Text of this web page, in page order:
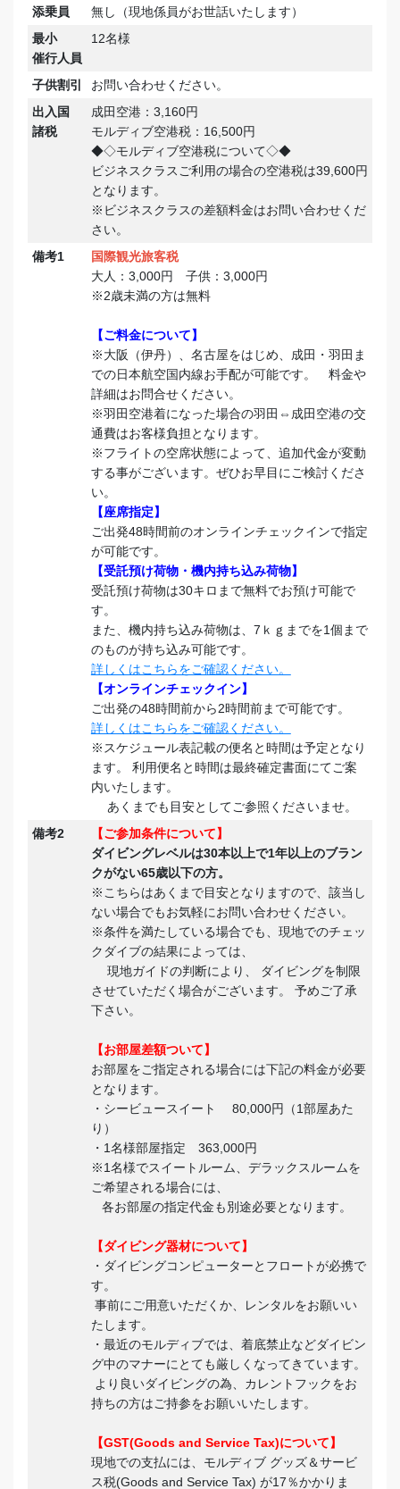
添乗員
無し（現地係員がお世話いたします）
最小
催行人員
12名様
子供割引
お問い合わせください。
出入国
諸税
成田空港：3,160円
モルディブ空港税：16,500円
◆◇モルディブ空港税について◇◆
ビジネスクラスご利用の場合の空港税は39,600円
となります。
※ビジネスクラスの差額料金はお問い合わせくだ
さい。
備考1
国際観光旅客税
大人：3,000円 子供：3,000円
※2歳未満の方は無料
【ご料金について】
※大阪（伊丹）、名古屋をはじめ、成田・羽田ま
での日本航空国内線お手配が可能です。 料金や
詳細はお問合せください。
※羽田空港着になった場合の羽田⇔成田空港の交
通費はお客様負担となります。
※フライトの空席状態によって、追加代金が変動
する事がございます。ぜひお早目にご検討くださ
い。
【座席指定】
ご出発48時間前のオンラインチェックインで指定
が可能です。
【受託預け荷物・機内持ち込み荷物】
受託預け荷物は30キロまで無料でお預け可能で
す。
また、機内持ち込み荷物は、7ｋｇまでを1個まで
のものが持ち込み可能です。
詳しくはこちらをご確認ください。
【オンラインチェックイン】
ご出発の48時間前から2時間前まで可能です。
詳しくはこちらをご確認ください。
※スケジュール表記載の便名と時間は予定となり
ます。 利用便名と時間は最終確定書面にてご案
内いたします。
あくまでも目安としてご参照くださいませ。
備考2
【ご参加条件について】
ダイビングレベルは30本以上で1年以上のブラン
クがない65歳以下の方。
※こちらはあくまで目安となりますので、該当し
ない場合でもお気軽にお問い合わせください。
※条件を満たしている場合でも、現地でのチェッ
クダイブの結果によっては、
現地ガイドの判断により、 ダイビングを制限
させていただく場合がございます。 予めご了承
下さい。
【お部屋差額ついて】
お部屋をご指定される場合には下記の料金が必要
となります。
・シービュースイート 80,000円（1部屋あた
り）
・1名様部屋指定 363,000円
※1名様でスイートルーム、デラックスルームを
ご希望される場合には、
各お部屋の指定代金も別途必要となります。
【ダイビング器材について】
・ダイビングコンピューターとフロートが必携で
す。
事前にご用意いただくか、レンタルをお願いい
たします。
・最近のモルディブでは、着底禁止などダイビン
グ中のマナーにとても厳しくなってきています。
より良いダイビングの為、カレントフックをお
持ちの方はご持参をお願いいたします。
【GST(Goods and Service Tax)について】
現地での支払には、モルディブ グッズ＆サービ
ス税(Goods and Service Tax) が17％かかりま